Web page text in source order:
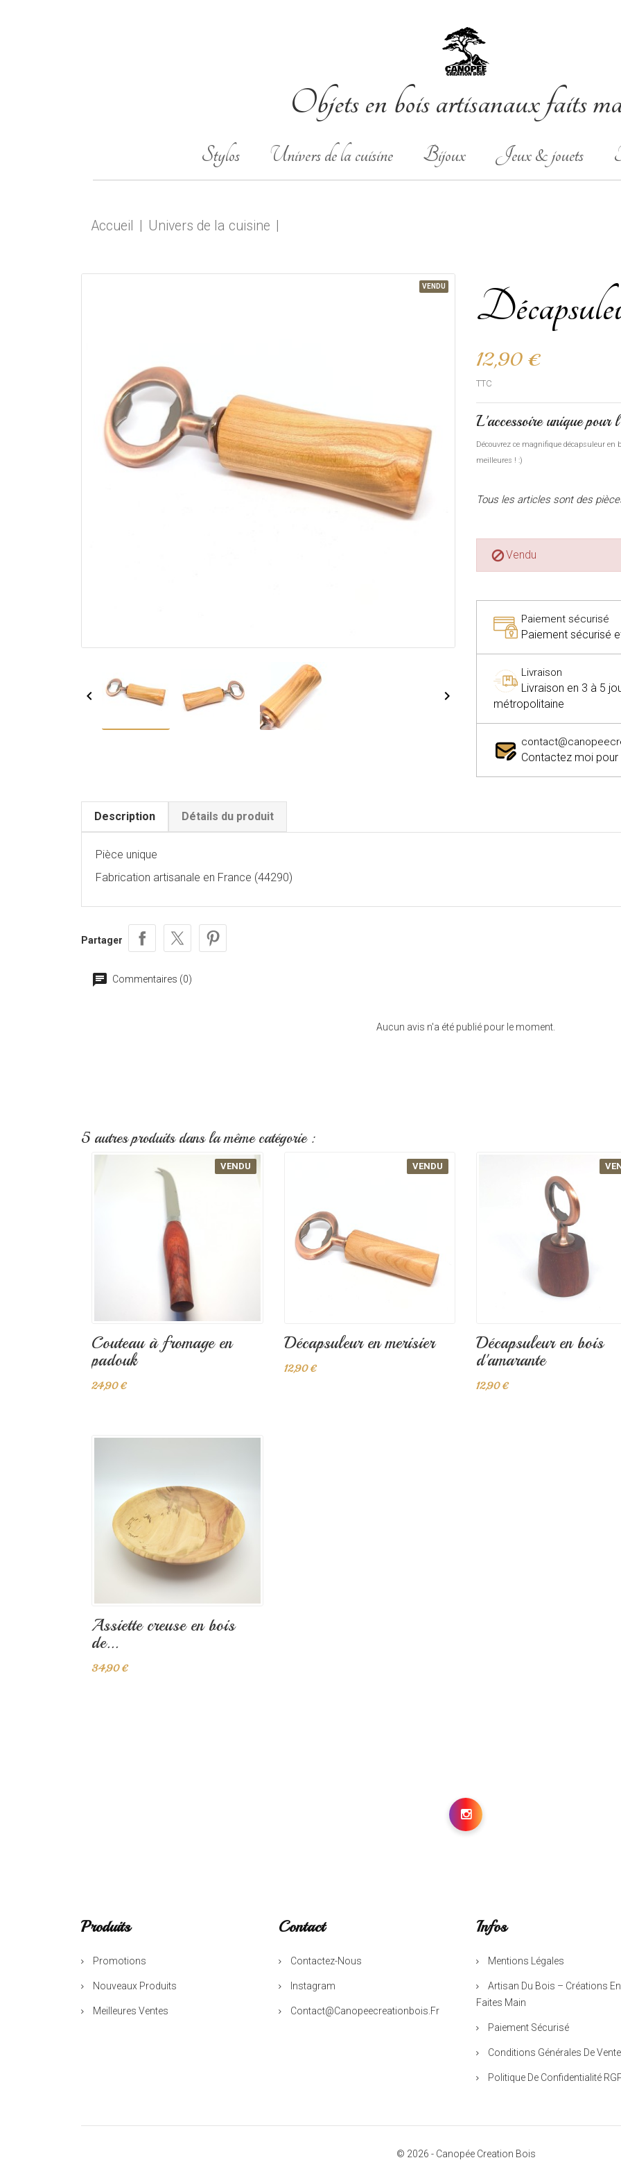
Objets en bois artisanaux faits
Stylos Univers de la cuisine Bijoux Jeux & jouets
Accueil Univers de la cuisine
VENDU
 
12,90 €
TTC
L'accessoire unique pour
Découvrez ce magnifique décapsuleur en
meilleures ! :)
Tous les articles sont des
Vendu
Paiement sécurisé
Paiement sécurisé
Livraison
Livraison en 3 à 5
métropolitaine
Contactez moi
Description Détails du produit
Pièce unique
Fabrication artisanale en France (44290)
Partager
Commentaires (0)
Aucun avis n'a été publié pour le moment.
5 autres produits dans la même catégorie :
Couteau à fromage en
padouk
24,90 €
VENDU
Décapsuleur en merisier
12,90 €
VENDU
Décapsuleur en bois
d'amarante
12,90 €
Assiette creuse en bois
de...
34,90 €
Produits
Promotions
Nouveaux Produits
Meilleures Ventes
Contact
Contactez-Nous
Instagram
Contact@canopeecreationbois.fr
Infos
Mentions Légales
Artisan Du Bois – Créations
Faites Main
Paiement Sécurisé
Conditions Générales De Vente
Politique De Confidentialité
© 2026 - Canopée Creation Bois